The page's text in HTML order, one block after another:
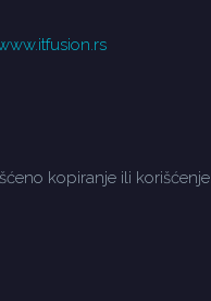
kopiranje ili korišćenje.